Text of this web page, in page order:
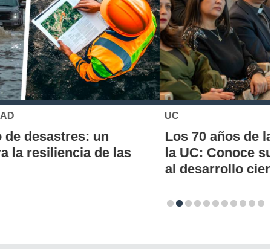
UC
Los 70 años de la Carrera de Química de
la UC: Conoce su historia, hitos y aporte
al desarrollo científico del país